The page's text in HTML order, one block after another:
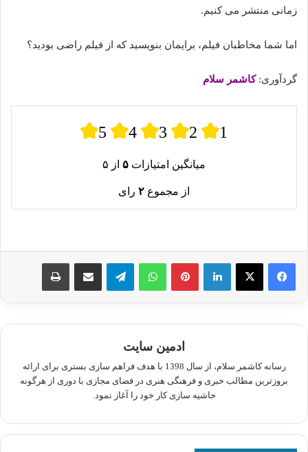
زمانی منتشر می‌ کنیم.
اما شما مخاطبان فیلم، برایمان بنویسید که از فیلم راضی بودید؟
گردآوری:کاشمر سلام
5 4 3 2 1
میانگین امتیازات ۵ از ۵
از مجموع ۲ رای
لینکدین پینترستواتس آپ تلگرام اشتراک گذاری از طریق ایمیل چاپ
ادمین سایت
رسانه کاشمر سلام، از سال 1398 با هدف فراهم سازی بستری برای ارائه
بروزترین مطالب خبری و فرهنگی هنری در فضای مجازی با دوری از هرگونه
حاشیه سازی کار خود را آغاز نمود.